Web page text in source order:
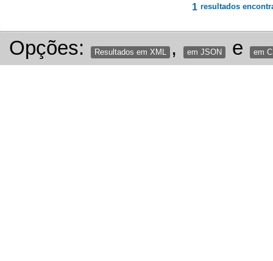
1 resultados
Opções: Resultados em XML , em JSON e em